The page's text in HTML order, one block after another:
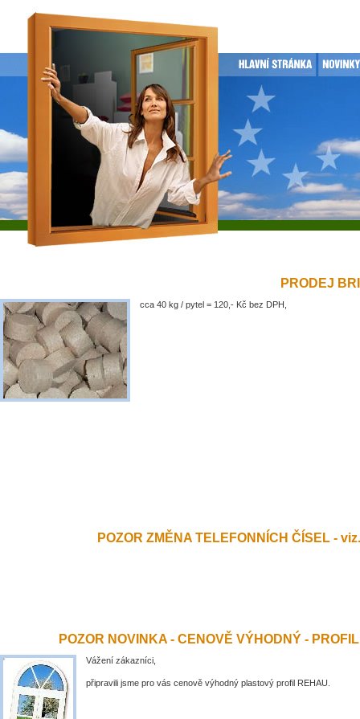
PRODEJ
cca 40 kg / pytel = 120,- Kč bez DPH,
POZOR ZMĚNA TELEFONNÍCH ČÍSEL -
POZOR NOVINKA - CENOVĚ VÝHODNÝ -
Vážení zákazníci,
připravili jsme pro vás cenově výhodný plastový profil REHAU.